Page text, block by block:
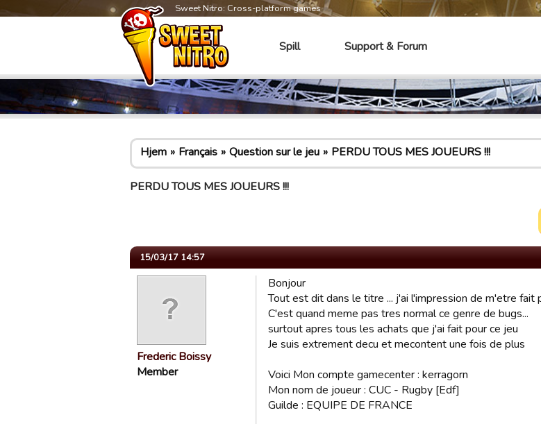
Sweet Nitro: Cross-platform games
Spill Support & Forum
Hjem Français Question sur le jeu PERDU TOUS MES JOUEURS !!!
PERDU TOUS MES JOUEURS !!!
15/03/17 14:57
Frederic Boissy
Member
Bonjour
Tout est dit dans le titre ... j'ai l'impression de m'etre fait
C'est quand meme pas tres normal ce genre de bugs...
surtout apres tous les achats que j'ai fait pour ce jeu
Je suis extrement decu et mecontent une fois de plus
Voici Mon compte gamecenter : kerragorn
Mon nom de joueur : CUC - Rugby [Edf]
Guilde : EQUIPE DE FRANCE